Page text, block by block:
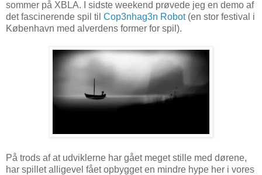
sommer på XBLA. I sidste weekend prøvede jeg en demo af
det fascinerende spil til Cop3nhag3n Robot(en stor festival i
København med alverdens former for spil).
På trods af at udviklerne har gået meget stille med dørene,
har spillet alligevel fået opbygget en mindre hype her i vores